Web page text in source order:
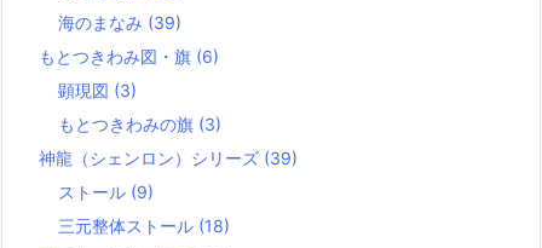
海のまなみ (39)
もとつきわみ図・旗 (6)
顕現図 (3)
もとつきわみの旗 (3)
神龍（シェンロン）シリーズ (39)
ストール (9)
三元整体ストール (18)